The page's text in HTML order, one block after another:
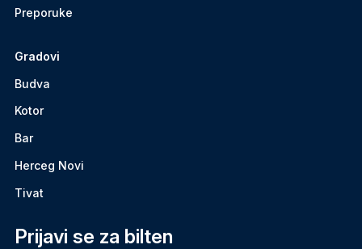
Preporuke
Gradovi
Budva
Kotor
Bar
Herceg Novi
Tivat
Prijavi se za bilten